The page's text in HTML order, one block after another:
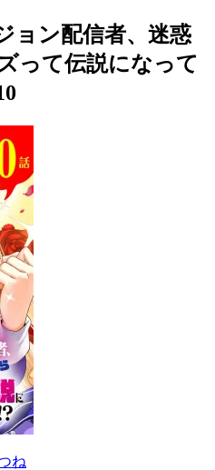
ョン配信者、迷惑
って伝説になって
ね